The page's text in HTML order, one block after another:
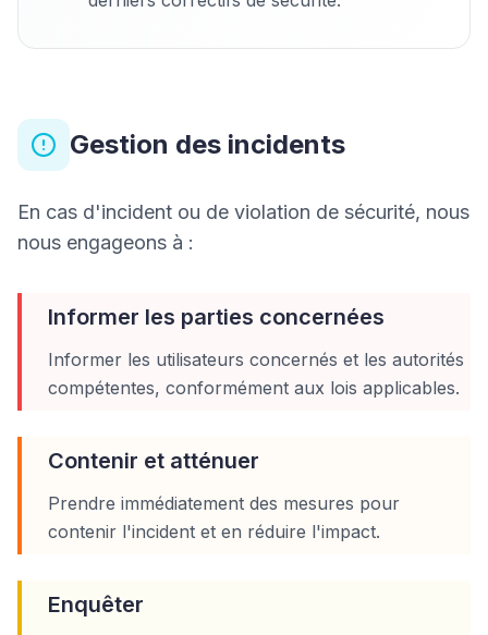
Gestion des incidents
En cas d'incident ou de violation de sécurité, nous
nous engageons à :
Informer les parties concernées
Informer les utilisateurs concernés et les autorités
compétentes, conformément aux lois applicables.
Contenir et atténuer
Prendre immédiatement des mesures pour
contenir l'incident et en réduire l'impact.
Enquêter